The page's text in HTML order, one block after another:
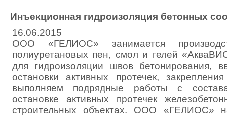
Инъекционная гидроизоляция бетонных
16.06.2015
ООО «ГЕЛИОС» занимается
полиуретановых пен, смол и гелей
для гидроизоляции швов бетонирования,
остановки активных протечек,
выполняем подрядные работы с
остановке активных протечек
строительных объектах. ООО «ГЕЛИОС»